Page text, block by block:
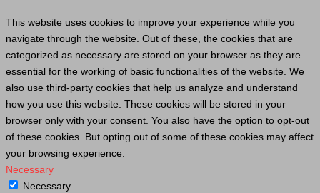
This website uses cookies to improve your experience while you
navigate through the website. Out of these, the cookies that are
categorized as necessary are stored on your browser as they are
essential for the working of basic functionalities of the website. We
also use third-party cookies that help us analyze and understand
how you use this website. These cookies will be stored in your
browser only with your consent. You also have the option to opt-out
of these cookies. But opting out of some of these cookies may affect
your browsing experience.
Necessary
Necessary